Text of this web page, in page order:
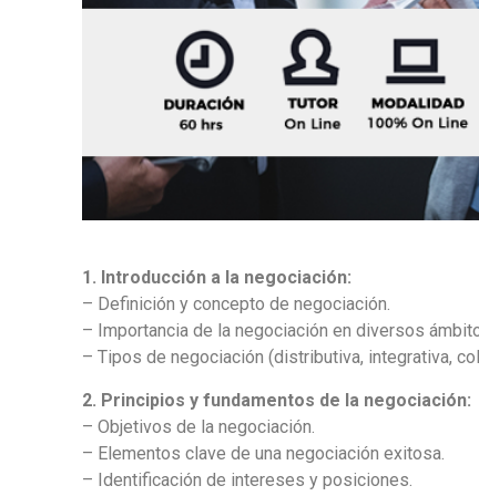
1. Introducción a la negociación:
– Definición y concepto de negociación.
– Importancia de la negociación en diversos
– Tipos de negociación (distributiva, integrativa,
2. Principios y fundamentos de la negociación:
– Objetivos de la negociación.
– Elementos clave de una negociación exitosa.
– Identificación de intereses y posiciones.